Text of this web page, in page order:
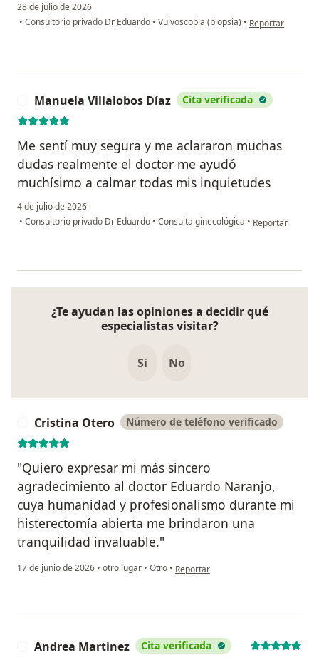
28 de julio de 2026
• Consultorio privado Dr Eduardo • Vulvoscopia (biopsia) • en opinión del
Reportar
Manuela Villalobos Díaz Cita verificada
Me sentí muy segura y me aclararon muchas
dudas realmente el doctor me ayudó
muchísimo a calmar todas mis inquietudes
4 de julio de 2026
• Consultorio privado Dr Eduardo • Consulta ginecológica • en opinión del
Reportar
¿Te ayudan las opiniones a decidir qué
especialistas visitar?
Si No
Cristina Otero Número de teléfono verificado
"Quiero expresar mi más sincero
agradecimiento al doctor Eduardo Naranjo,
cuya humanidad y profesionalismo durante mi
histerectomía abierta me brindaron una
tranquilidad invaluable."
17 de junio de 2026 • otro lugar • Otro • en opinión del usuario Cristina Otero
Reportar
Andrea Martinez Cita verificada